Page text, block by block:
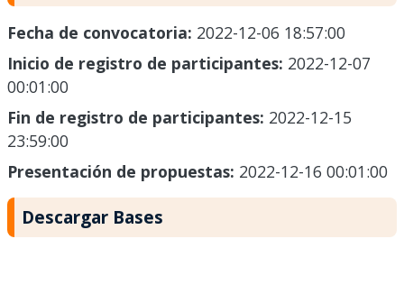
Fecha de convocatoria: 2022-12-06 18:57:00
Inicio de registro de participantes: 2022-12-07
00:01:00
Fin de registro de participantes: 2022-12-15
23:59:00
Presentación de propuestas: 2022-12-16 00:01:00
Descargar Bases